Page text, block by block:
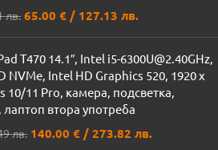
лв. 65.00 € / 127.13 лв.
T470 14.1″, Intel i5-6300U@2.40GHz,
NVMe, Intel HD Graphics 520, 1920 x
10/11 Pro, камера, подсветка,
втора употреба
лв. 140.00 € / 273.82 лв.